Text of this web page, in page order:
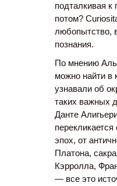
подталкивая к
потом?
любопытство,
познания.
По мнению
можно найти в
узнавали об
таких важных
Данте
эпох, от
Платона,
Кэрролла,
— все это